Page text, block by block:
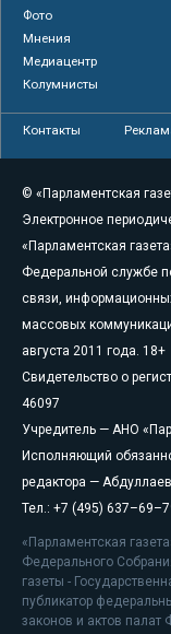
Фото
Мнения
Медиацентр
Колумнисты
Контакты
© «Парламентская
Электронное
«Парламентская
Федеральной службе
связи,
массовых
августа 2011 года. 18+
Свидетельство о
46097
Учредитель — АНО
Исполняющий
редактора —
Тел.: +7 (495)
«Парламентская
Федерального
газеты -
публикатор
законов и актов палат